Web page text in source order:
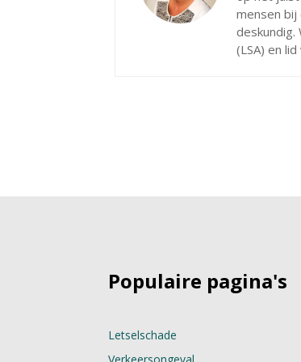
mensen
deskundig.
(LSA) en
Populaire pagina's
Letselschade